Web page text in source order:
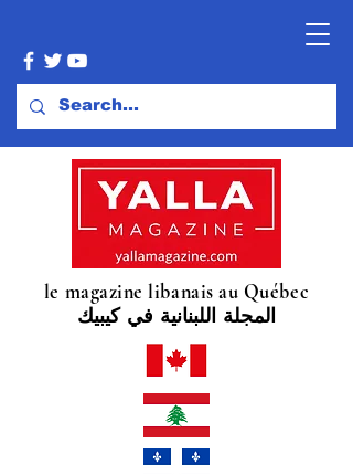
le magazine libanais au Québec
المجلة اللبنانية في كيبيك